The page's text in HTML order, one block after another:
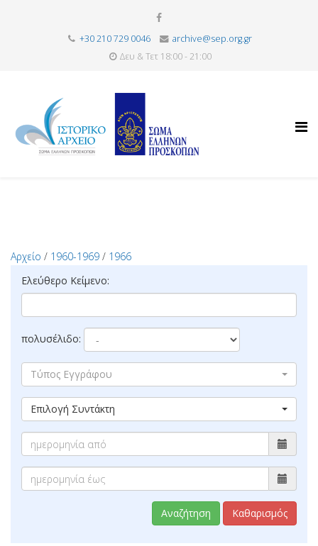
+30 210 729 0046
archive@sep.org.gr
Δευ & Τετ 18:00 - 21:00
Αρχείο / 1960-1969 / 1966
Ελεύθερο Κείμενο:
πολυσέλιδο:
Τύπος Εγγράφου
Επιλογή Συντάκτη
Αναζήτηση Καθαρισμός